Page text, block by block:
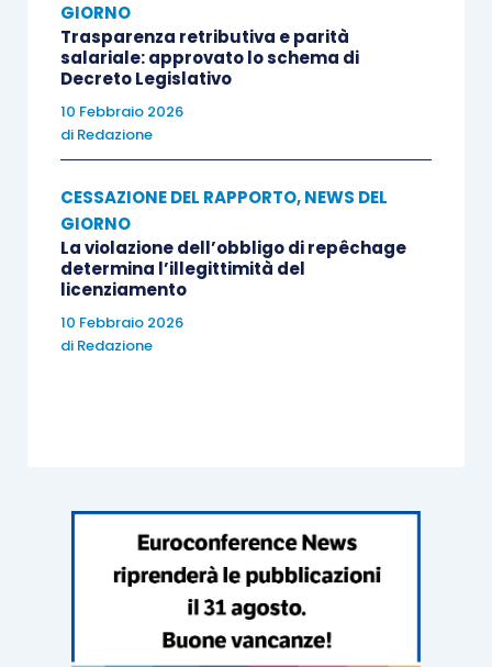
GIORNO
Trasparenza retributiva e parità
salariale: approvato lo schema di
Decreto Legislativo
10 Febbraio 2026
di Redazione
CESSAZIONE DEL RAPPORTO,NEWS DEL
GIORNO
La violazione dell’obbligo di repêchage
determina l’illegittimità del
licenziamento
10 Febbraio 2026
di Redazione